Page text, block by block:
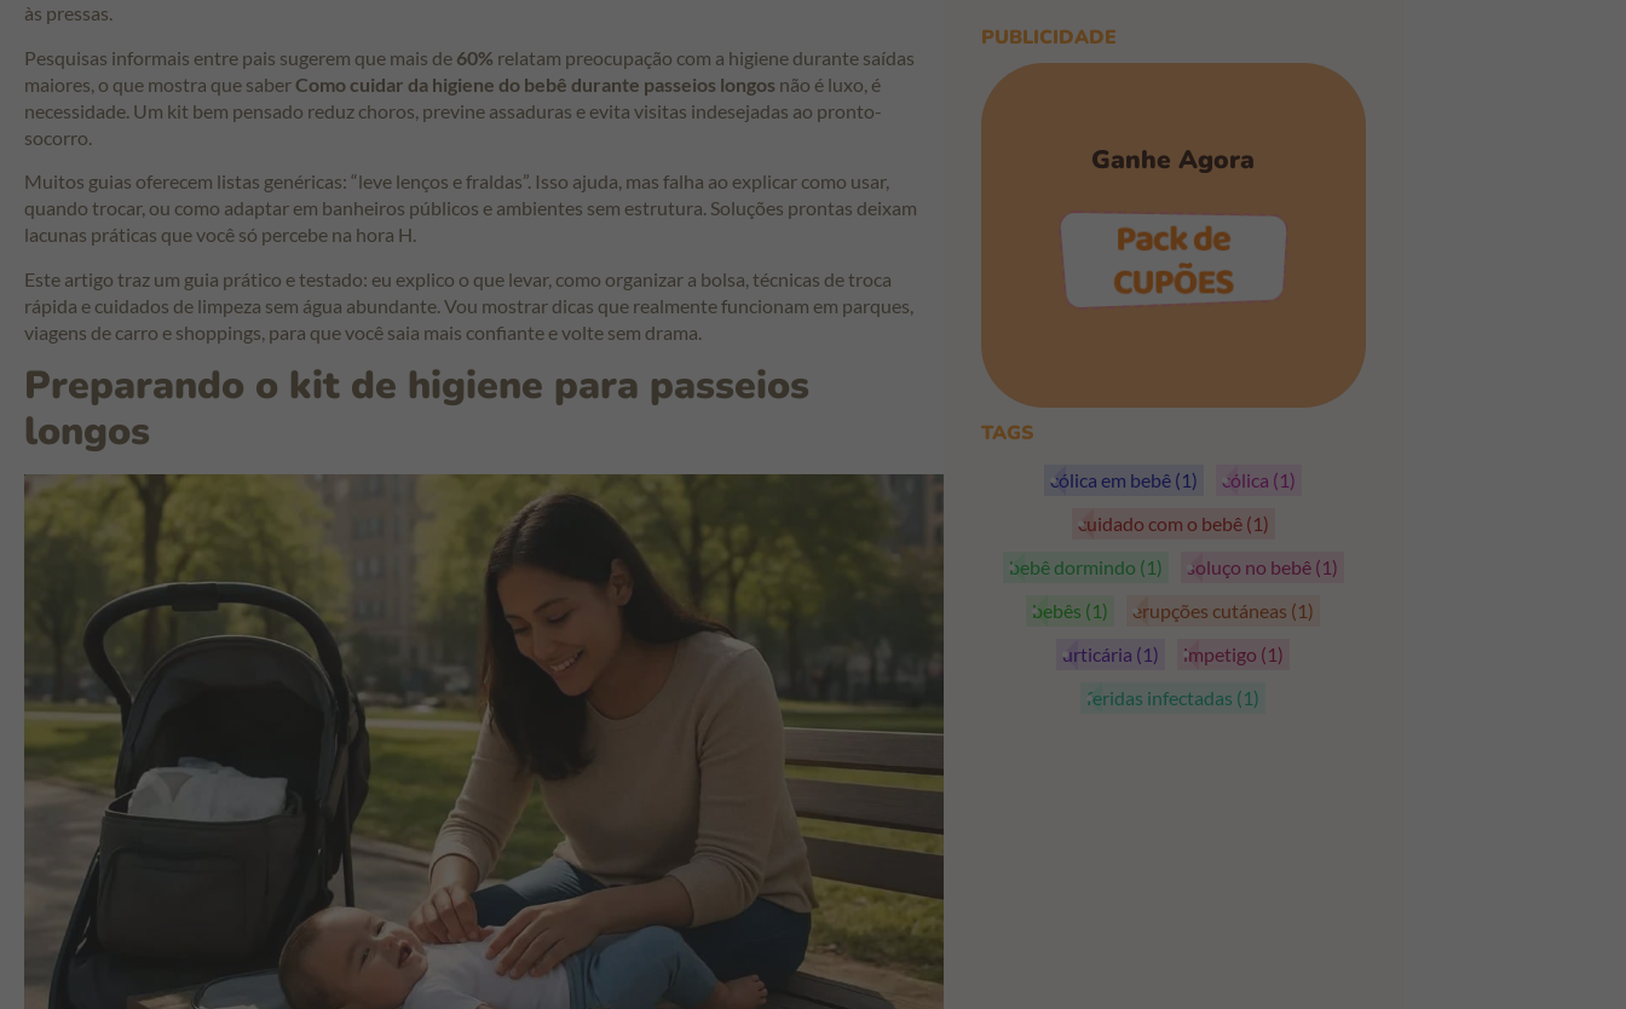
às pressas.
Pesquisas informais entre pais sugerem que mais de 60% relatam preocupação com a higiene durante saídas
maiores, o que mostra que saberComo cuidar da higiene do bebê durante passeios longos não é luxo, é
necessidade. Um kit bem pensado reduz choros, previne assaduras e evita visitas indesejadas ao pronto-
socorro.
Muitos guias oferecem listas genéricas: “leve lenços e fraldas”. Isso ajuda, mas falha ao explicar como usar,
quando trocar, ou como adaptar em banheiros públicos e ambientes sem estrutura. Soluções prontas deixam
lacunas práticas que você só percebe na hora H.
Este artigo traz um guia prático e testado: eu explico o que levar, como organizar a bolsa, técnicas de troca
rápida e cuidados de limpeza sem água abundante. Vou mostrar dicas que realmente funcionam em parques,
viagens de carro e shoppings, para que você saia mais confiante e volte sem drama.
Preparando o kit de higiene para passeios
longos
PUBLICIDADE
Ganhe Agora
TAGS
cólica em bebê (1) cólica (1)
cuidado com o bebê (1)
bebê dormindo (1) soluço no bebê (1)
bebês (1) erupções cutáneas (1)
urticária (1) impetigo (1)
feridas infectadas (1)